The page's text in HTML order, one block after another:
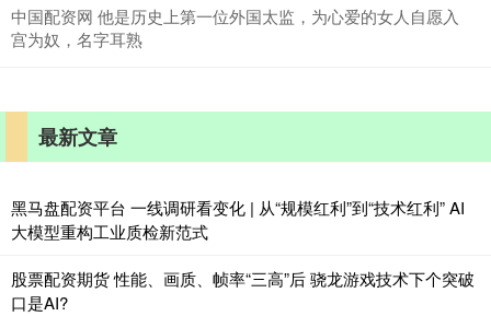
中国配资网 他是历史上第一位外国太监，为心爱的女人自愿入
宫为奴，名字耳熟
最新文章
黑马盘配资平台 一线调研看变化 | 从“规模红利”到“技术红利” AI
大模型重构工业质检新范式
股票配资期货 性能、画质、帧率“三高”后 骁龙游戏技术下个突破
口是AI?